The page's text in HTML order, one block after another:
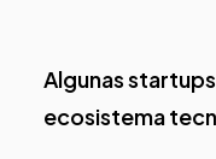
Algunas
ecosistema